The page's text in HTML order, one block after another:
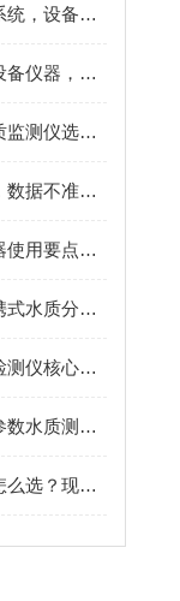
河流水质在线监测系统，设备成本主要花在哪
雨水排口水质监测设备仪器，避坑实用指南
海绵城市项目，水质监测仪选型要点
河道水质监测系统，数据不准是什么原因
便携式水质检测仪器使用要点，减少检测数据误差
野外河道监测，便携式水质分析仪实际应用分享
便携式多参数水质检测仪核心原理，看完快速搞懂
一文读懂便携式多参数水质测定仪，户外检测不再难
便携式水质检测仪怎么选？现场水质检测实用指南